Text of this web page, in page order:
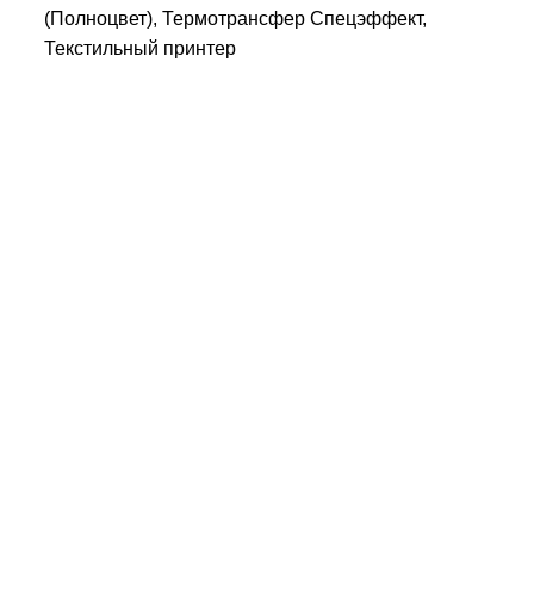
(Полноцвет), Термотрансфер Спецэффект,
Текстильный принтер